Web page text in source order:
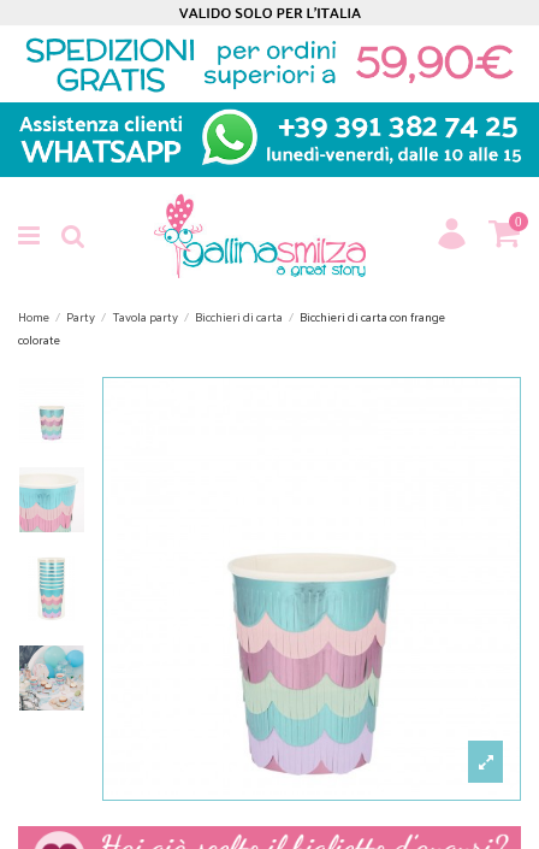
0
Home Party Tavola party Bicchieri di carta
Bicchieri di carta con frange
colorate